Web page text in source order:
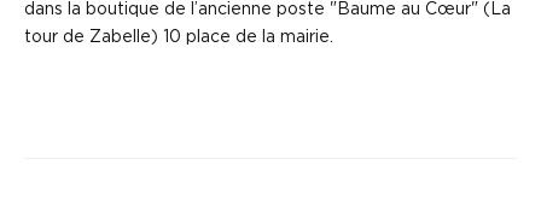
dans la boutique de l’ancienne poste "Baume au Cœur" (La
tour de Zabelle) 10 place de la mairie.